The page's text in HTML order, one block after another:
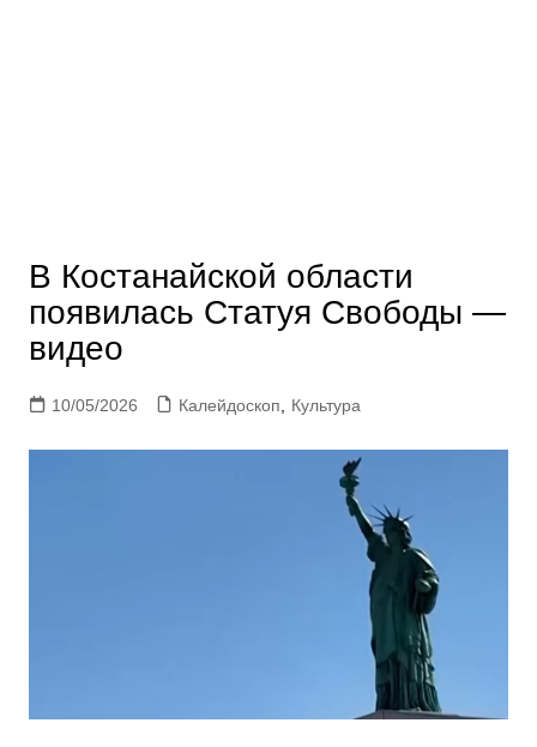
В Костанайской области
появилась Статуя Свободы —
видео
10/05/2026 Калейдоскоп Культура